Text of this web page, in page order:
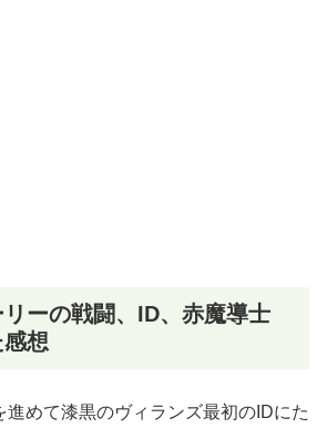
ーの戦闘、ID、赤魔導士
想
進めて漆黒のヴィランズ最初のIDにた